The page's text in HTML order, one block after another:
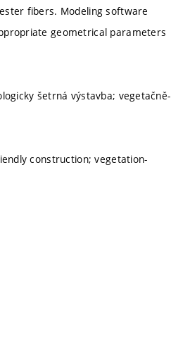
fibers. Modeling software
geometrical parameters
šetrná výstavba; vegetačně-
construction; vegetation-